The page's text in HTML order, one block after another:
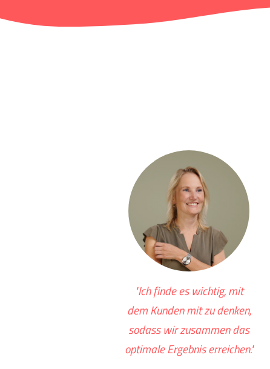
"Ich finde es wichtig, mit
dem Kunden mit zu denken,
sodass wir zusammen das
optimale Ergebnis erreichen."